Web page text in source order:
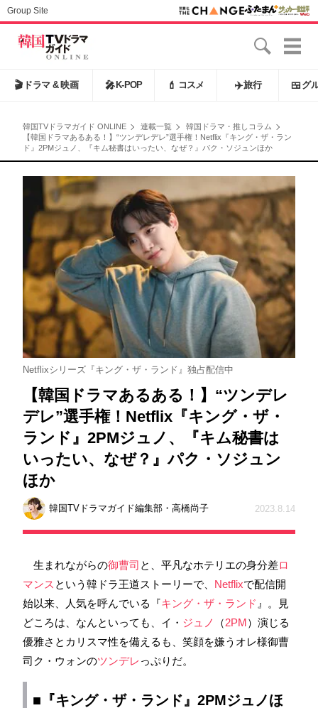
Group Site
🎬 ドラマ & 映画 🎤 K-POP 💄 コスメ ✈️旅行 🍱 グ
韓国TVドラマガイド ONLINE 連載一覧
韓国ドラマ・推しコラム
【韓国ドラマあるある！】“ツンデレデレ”選手権！Netflix『キング・ザ・ラン
ド』2PMジュノ、『キム秘書はいったい、なぜ？』パク・ソジュンほか
Netflixシリーズ『キング・ザ・ランド』独占配信中
【韓国ドラマあるある！】“ツンデレ
デレ”選手権！Netflix『キング・ザ・
ランド』2PMジュノ、『キム秘書は
いったい、なぜ？』パク・ソジュン
ほか
韓国TVドラマガイド編集部・高橋尚子 2023.8.14
生まれながらの御曹司 と、平凡なホテリエの身分差ロ
マンス という韓ドラ王道ストーリーで、 Netflixで配信開
始以来、人気を呼んでいる『キング・ザ・ランド 』。見
どころは、なんといっても、イ・ ジュノ （2PM）演じる
優雅さとカリスマ性を備えるも、笑顔を嫌うオレ様御曹
司ク・ウォンのツンデレ っぷりだ。
■『キング・ザ・ランド』2PMジュノほ